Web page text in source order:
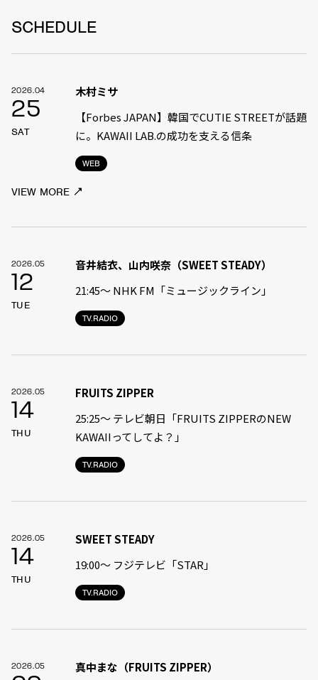
SCHEDULE
2026.04
25
SAT
WEB
木村ミサ
【Forbes JAPAN】韓国でCUTIE STREETが話題
に。KAWAII LAB.の成功を支える信条
VIEW MORE
2026.05
12
TUE
TV.RADIO
音井結衣、山内咲奈（SWEET STEADY）
21:45〜 NHK FM「ミュージックライン」
2026.05
14
THU
TV.RADIO
FRUITS ZIPPER
25:25～ テレビ朝日「FRUITS ZIPPERのNEW
KAWAIIってしてよ？」
2026.05
14
THU
TV.RADIO
SWEET STEADY
19:00〜 フジテレビ「STAR」
2026.05
真中まな（FRUITS ZIPPER）